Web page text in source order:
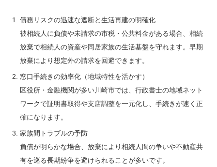
債務リスクの迅速な遮断と生活再建の明確化
被相続人に負債や未請求の市税・公共料金がある場合、相続
放棄で相続人の資産や同居家族の生活基盤を守れます。早期
放棄により想定外の請求を回避できます。
窓口手続きの効率化（地域特性を活かす）
区役所・金融機関が多い川崎市では、行政書士の地域ネット
ワークで証明書取得や支店調整を一元化し、手続きが速く正
確になります。
家族間トラブルの予防
負債が明らかな場合、放棄により相続人間の争いや不動産共
有を巡る長期紛争を避けられることが多いです。